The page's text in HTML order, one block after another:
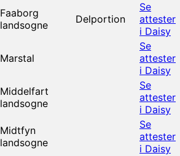
Faaborg
landsogne
Delportion
Se
attester
i Daisy
Marstal
Se
attester
i Daisy
Middelfart
landsogne
Se
attester
i Daisy
Midtfyn
landsogne
Se
attester
i Daisy